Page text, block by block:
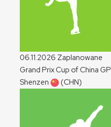
06.11.2026 Zaplanowane
Grand Prix Cup of China GP
Shenzen
(CHN)